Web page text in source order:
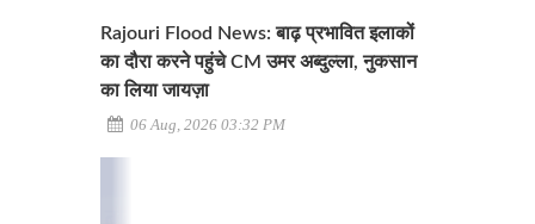
Rajouri Flood News: बाढ़ प्रभावित इलाकों
का दौरा करने पहुंचे CM उमर अब्दुल्ला, नुकसान
का लिया जायज़ा
06 Aug, 2026 03:32 PM